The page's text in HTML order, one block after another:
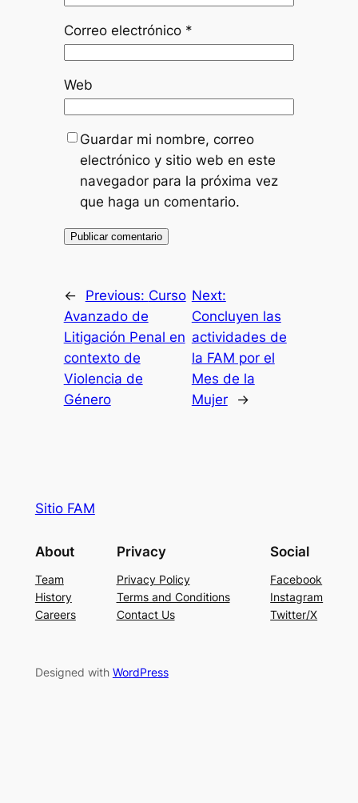
Correo electrónico *
Web
Guardar mi nombre, correo
electrónico y sitio web en este
navegador para la próxima vez
que haga un comentario.
← Previous: Curso
Avanzado de
Litigación Penal en
contexto de
Violencia de
Género
Next:
Concluyen las
actividades de
la FAM por el
Mes de la
Mujer
→
Sitio FAM
About
Team
History
Careers
Privacy
Privacy Policy
Terms and Conditions
Contact Us
Social
Facebook
Instagram
Twitter/X
Designed with WordPress